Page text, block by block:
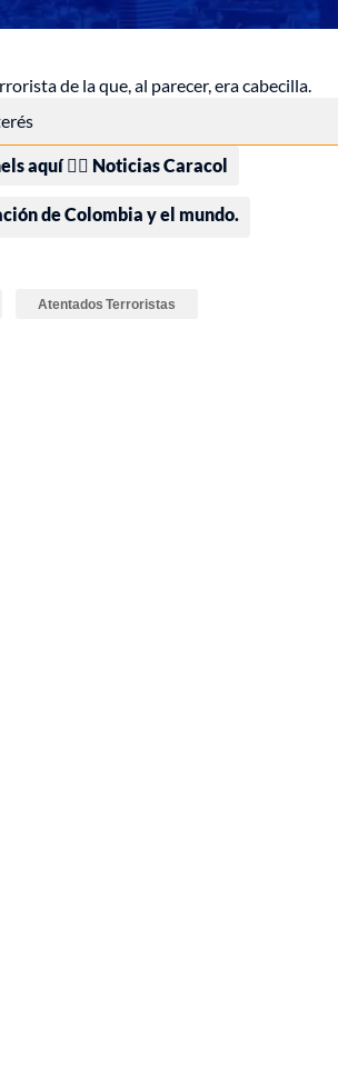
de la que, al parecer, era cabecilla.
aquí 👉🏻 Noticias Caracol
de Colombia y el mundo.
Atentados Terroristas